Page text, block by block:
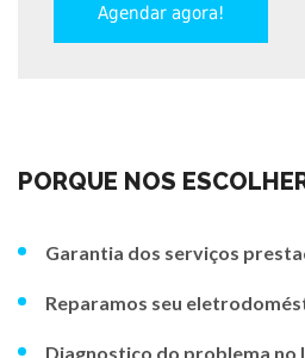
Agendar agora!
PORQUE NOS
Garantia dos serviços
Reparamos seu
Diagnostico do problema no